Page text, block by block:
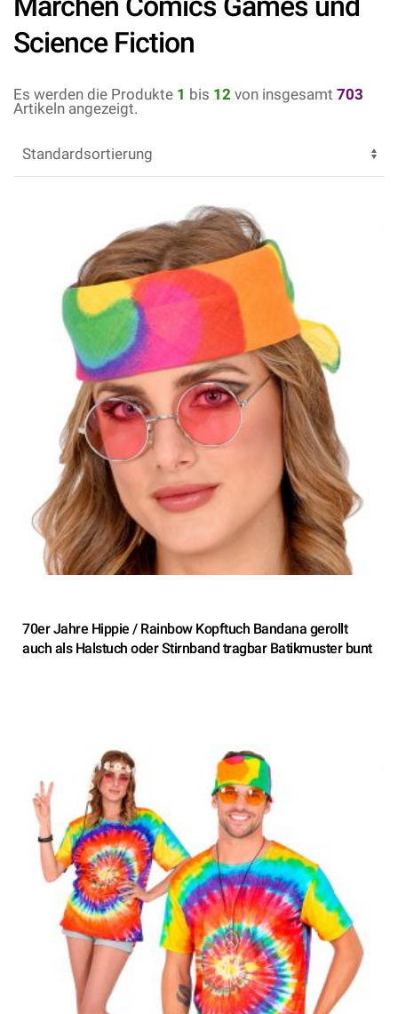
Science Fiction
Es werden die Produkte 1 bis 12 von insgesamt 703
Artikeln angezeigt.
70er Jahre Hippie / Rainbow Kopftuch Bandana gerollt
auch als Halstuch oder Stirnband tragbar Batikmuster bunt